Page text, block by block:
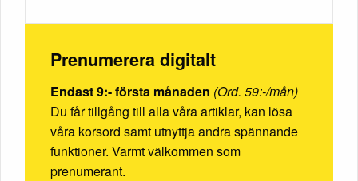
Prenumerera digitalt
Endast 9:- första månaden (Ord. 59:-/mån)
Du får tillgång till alla våra artiklar, kan lösa
våra korsord samt utnyttja andra spännande
funktioner. Varmt välkommen som
prenumerant.